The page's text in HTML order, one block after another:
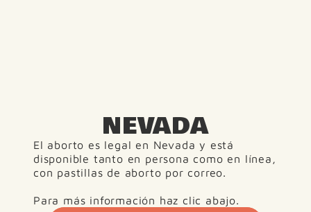
NEVADA
El aborto es legal en Nevada y está
disponible tanto en persona como en línea,
con pastillas de aborto por correo.
Para más información haz clic abajo.